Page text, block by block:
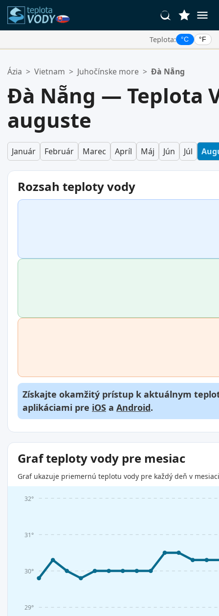
Teplota: °C °F
Váš zoznam obľúbených je prázdny.
Ázia > Vietnam > Juhočínske more > Đà Nẵng
Đà Nẵng — Teplota
auguste
Január Február Marec Apríl Máj Jún Júl
Rozsah teploty vody
Získajte okamžitý prístup k aktuálnym
aplikáciami pre iOS a Android.
Graf teploty vody pre mesiac
Graf ukazuje priemernú teplotu vody pre každý deň v
29°
30°
31°
32°